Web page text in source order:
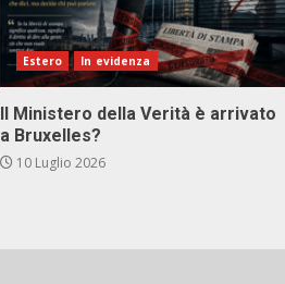
Estero In evidenza
Il Ministero della Verità è arrivato
a Bruxelles?
10 Luglio 2026